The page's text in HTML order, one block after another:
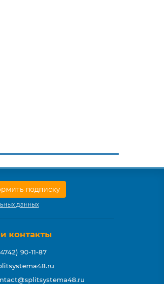
подписку
данных
контакты
90-11-87